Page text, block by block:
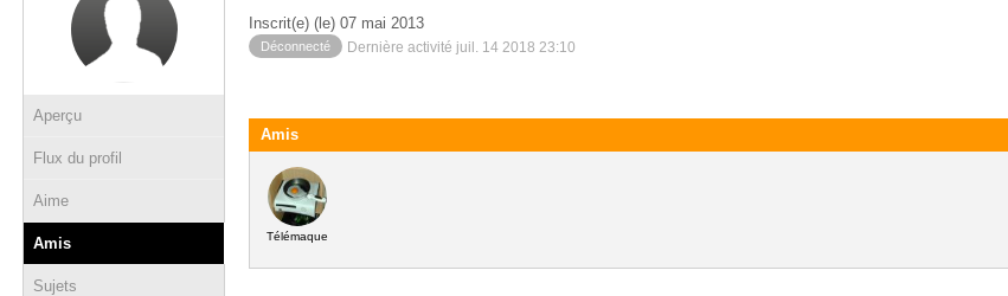
Aperçu
Flux du profil
Aime
Amis
Sujets
Inscrit(e) (le) 07 mai 2013
Déconnecté Dernière activité juil. 14 2018 23:10
Amis
Télémaque